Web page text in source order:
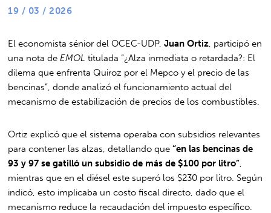
19 / 03 / 2026
El economista sénior del OCEC-UDP,Juan Ortiz , participó en
una nota de EMOL titulada “¿Alza inmediata o retardada?: El
dilema que enfrenta Quiroz por el Mepco y el precio de las
bencinas”, donde analizó el funcionamiento actual del
mecanismo de estabilización de precios de los combustibles.
Ortiz explicó que el sistema operaba con subsidios relevantes
para contener las alzas, detallando que“en las bencinas de
93 y 97 se gatilló un subsidio de más de $100 por litro”
mientras que en el diésel este superó los $230 por litro. Según
indicó, esto implicaba un costo fiscal directo, dado que el
mecanismo reduce la recaudación del impuesto específico.